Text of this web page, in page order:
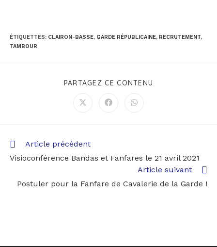
ÉTIQUETTES: CLAIRON-BASSE, GARDE RÉPUBLICAINE, RECRUTEMENT,
TAMBOUR
PARTAGEZ CE CONTENU
Article précédent
Visioconférence Bandas et Fanfares le 21 avril 2021
Article suivant
Postuler pour la Fanfare de Cavalerie de la Garde !